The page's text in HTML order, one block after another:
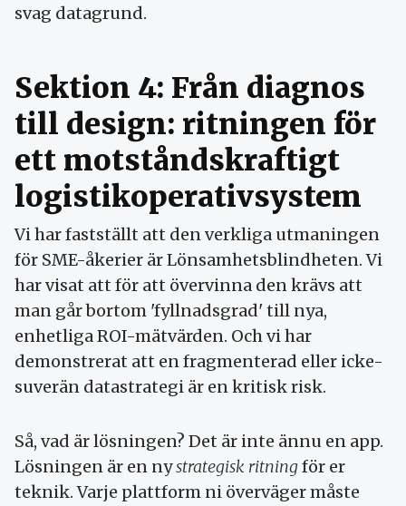
svag datagrund.
Sektion 4: Från diagnos
till design: ritningen för
ett motståndskraftigt
logistikoperativsystem
Vi har fastställt att den verkliga utmaningen
för SME-åkerier är Lönsamhetsblindheten. Vi
har visat att för att övervinna den krävs att
man går bortom 'fyllnadsgrad' till nya,
enhetliga ROI-mätvärden. Och vi har
demonstrerat att en fragmenterad eller icke-
suverän datastrategi är en kritisk risk.
Så, vad är lösningen? Det är inte ännu en app.
Lösningen är en nystrategisk ritningför er
teknik. Varje plattform ni överväger måste